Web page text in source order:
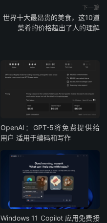
下一篇
世界十大最昂贵的美食，这10道
菜肴的价格超出了人的理解
OpenAI：GPT-5将免费提供给
用户 适用于编码和写作
Windows 11 Copilot 应用免费接